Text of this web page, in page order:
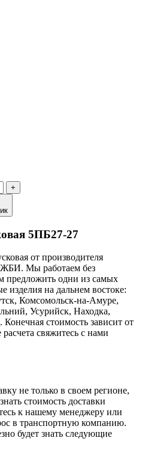
+
5ПБ27-27
от производителя
ЖБИ. Мы работаем без
предложить одни из самых
изделия на дальнем востоке:
Комсомольск-на-Амуре,
Усурийск, Находка,
стоимость зависит от
свяжитесь с нами
не только в своем регионе,
стоимость доставки
к нашему менеджеру или
в транспортную компанию.
будет знать следующие